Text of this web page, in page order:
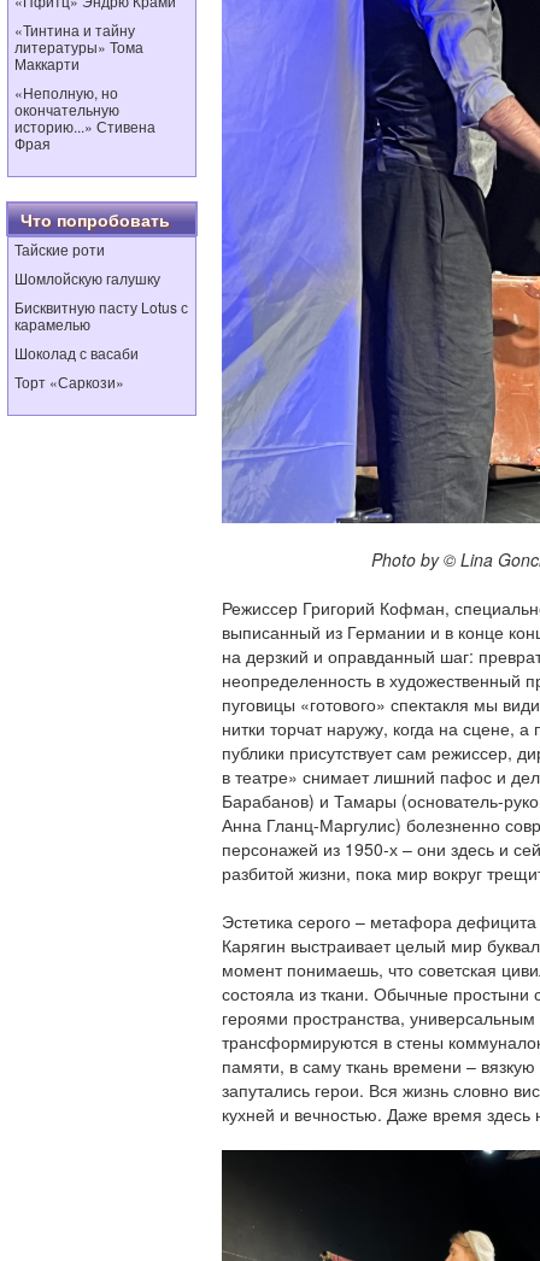
«Тинтина и тайну
литературы» Тома
Маккарти
«Неполную, но
окончательную
историю...» Стивена
Фрая
Что попробовать
Тайские роти
Шомлойскую галушку
Бисквитную пасту Lotus с
карамелью
Шоколад с васаби
Торт «Саркози»
Photo by © Lina
Режиссер Григорий Кофман,
выписанный из Германии и в конце
на дерзкий и оправданный шаг:
неопределенность в художественный
пуговицы «готового» спектакля мы
нитки торчат наружу, когда на сцене,
публики присутствует сам режиссер,
в театре» снимает лишний пафос и
Барабанов) и Тамары (основатель-
Анна Гланц-Маргулис) болезненно
персонажей из 1950-х – они здесь и
разбитой жизни, пока мир вокруг
Эстетика серого – метафора
Карягин выстраивает целый мир
момент понимаешь, что советская
состояла из ткани. Обычные простыни
героями пространства,
трансформируются в стены
памяти, в саму ткань времени –
запутались герои. Вся жизнь словно
кухней и вечностью. Даже время здесь